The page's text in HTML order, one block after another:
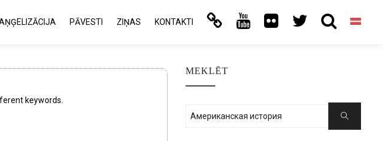
PĀVESTI ZIŅAS KONTAKTI
keywords.
MEKLĒT
Search
Search